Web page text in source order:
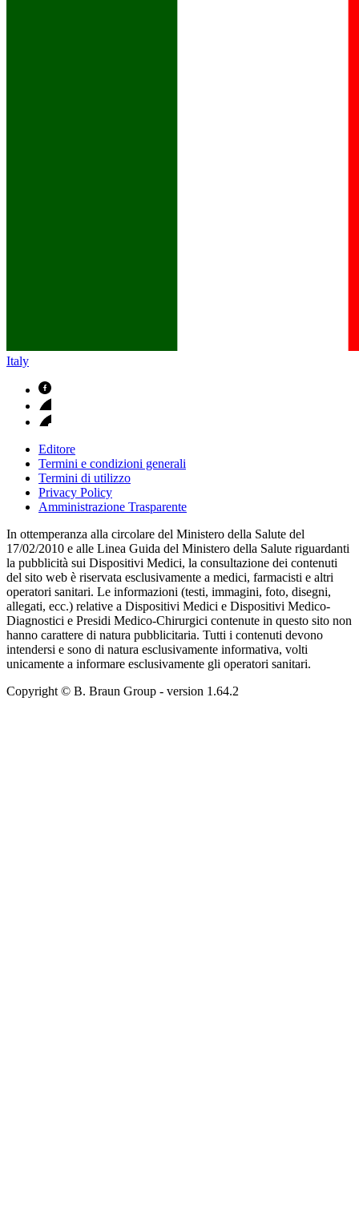
Italy
Editore
Termini e condizioni generali
Termini di utilizzo
Privacy Policy
Amministrazione Trasparente
In ottemperanza alla circolare del Ministero della Salute del
17/02/2010 e alle Linea Guida del Ministero della Salute riguardanti
la pubblicità sui Dispositivi Medici, la consultazione dei contenuti
del sito web è riservata esclusivamente a medici, farmacisti e altri
operatori sanitari. Le informazioni (testi, immagini, foto, disegni,
allegati, ecc.) relative a Dispositivi Medici e Dispositivi Medico-
Diagnostici e Presidi Medico-Chirurgici contenute in questo sito non
hanno carattere di natura pubblicitaria. Tutti i contenuti devono
intendersi e sono di natura esclusivamente informativa, volti
unicamente a informare esclusivamente gli operatori sanitari.
Copyright © B. Braun Group - version 1.64.2